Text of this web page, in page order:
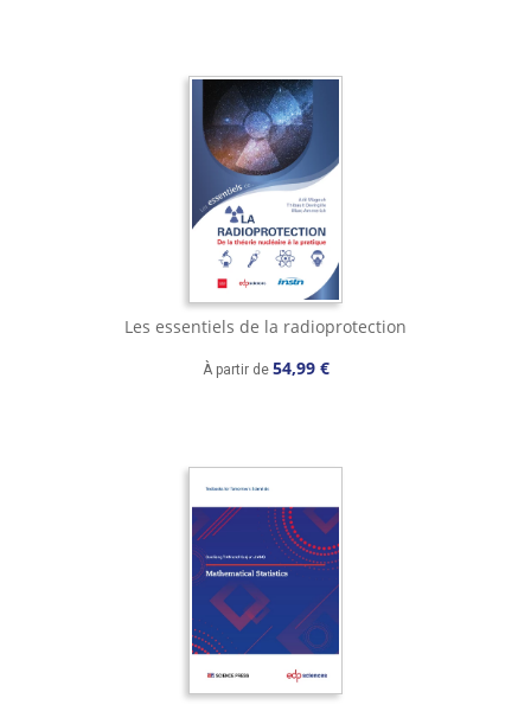
Les essentiels de la radioprotection
À partir de 54,99 €